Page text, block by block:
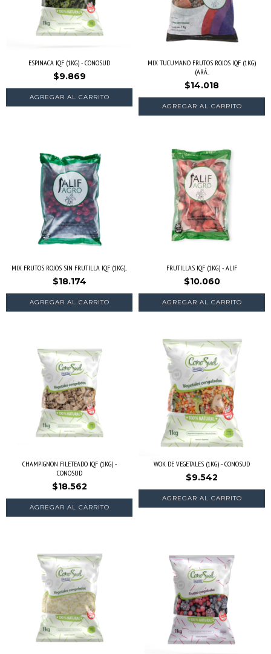
ESPINACA IQF (1KG) - CONOSUD
$9.869
MIX TUCUMANO FRUTOS ROJOS IQF (1KG)
(ARÁ...
$14.018
MIX FRUTOS ROJOS SIN FRUTILLA IQF (1KG)...
$18.174
FRUTILLAS IQF (1KG) - ALIF
$10.060
CHAMPIGNON FILETEADO IQF (1KG) -
CONOSUD
$18.562
WOK DE VEGETALES (1KG) - CONOSUD
$9.542